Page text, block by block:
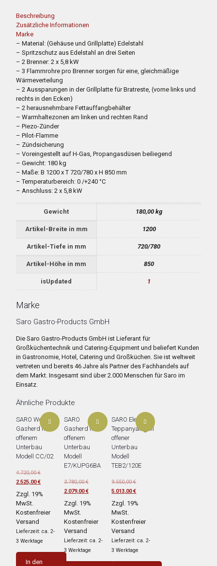
Unterbau
Modell
TEB2/120
Beschreibung
Zusätzliche Informationen
Marke
– Material: (Gehäuse und Grillplatte) Edelstahl
– Spritzschutz aus Edelstahl an drei Seiten
– 2 Brenner: 2 x 5,8 kW
– 3 Flammrohre pro Brenner sorgen für eine, gleichmäßige
Wärmeverteilung
– 2 Aussparungen in der Grillplatte für Bratreste, (vorne links und
rechts in den Ecken)
– 2 herausnehmbare Fettauffangbehälter
– Warmhaltezonen am linken und rechten Rand
– Piezo-Zünder
– Pilot-Flamme
– Zündsicherung
– Voreingestellt auf H-Gas, Propangasdüsen beiliegend
– Gewicht: 180 kg
– Maße: B 1200 x T 720/780 x H 850 mm
– Temperaturbereich: 0 /+240 °C
– Anschluss: 2 x 5,8 kW
Gewicht 180,00 kg
Artikel-Breite in mm 1200
Artikel-Tiefe in mm 720/780
Artikel-Höhe in mm 850
isUpdated 1
Marke
Saro Gastro-Products GmbH
Die Saro Gastro-Products GmbH ist Lieferant für
Großküchentechnik und Catering-Equipment und beliefert Kunden
in Gastronomie, Hotel, Catering und Großküchen. Sie ist weltweit
vertreten und bereits 46 Jahre als Partner des Fachhandels auf
dem Markt. Insgesamt sind über 2.000 Menschen für Saro im
Einsatz.
Ähnliche Produkte
SARO Wok-
Gasherd mit
offenem
Unterbau
Modell CC/02
4.720,00€Ursprünglicher
Preis
war:
4.720,00 €
2.525,00€Aktueller
Preis
2.525,00 €.
Zzgl. 19%
MwSt.
Kostenfreier
Versand
Lieferzeit: ca. 2-
3 Werktage
In den
SARO
Gasherd mit
offenem
Unterbau
Modell
E7/KUPG6BA
3.780,00€Ursprünglicher
Preis
war:
3.780,00 €
2.079,00€Aktueller
Preis
2.079,00 €.
Zzgl. 19%
MwSt.
Kostenfreier
Versand
Lieferzeit: ca. 2-
3 Werktage
SARO Elektro-
Teppanyakigrill
offener
Unterbau
Modell
TEB2/120E
9.550,00€Ursprünglicher
Preis
war:
5.013,00€Aktueller
Preis
5.013,00 €.
Zzgl. 19%
MwSt.
Kostenfreier
Versand
Lieferzeit: ca. 2-
3 Werktage